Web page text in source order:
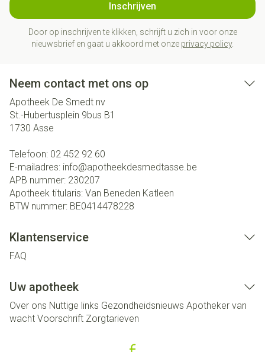
Inschrijven
Door op inschrijven te klikken, schrijft u zich in voor onze
nieuwsbrief en gaat u akkoord met onze privacy policy.
Neem contact met ons op
Apotheek De Smedt nv
St.-Hubertusplein 9bus B1
1730 Asse
Telefoon: 02 452 92 60
E-mailadres: info@apotheekdesmedtasse.be
APB nummer: 230207
Apotheek titularis: Van Beneden Katleen
BTW nummer: BE0414478228
Klantenservice
FAQ
Uw apotheek
Over ons Nuttige links Gezondheidsnieuws Apotheker van
wacht Voorschrift Zorgtarieven